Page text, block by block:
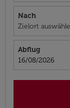
Nach
Zielort
Abflug
fc-booking-
16/08/2026